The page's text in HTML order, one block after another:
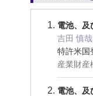
電池、及
吉田 慎
特許米国
産業財産
電池、及